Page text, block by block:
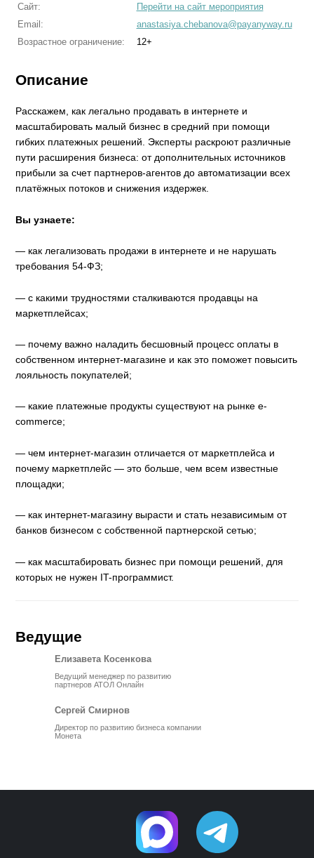
Сайт:
Перейти на сайт мероприятия
Email:
anastasiya.chebanova@payanyway.ru
Возрастное ограничение:
12+
Описание
Расскажем, как легально продавать в интернете и
масштабировать малый бизнес в средний при помощи
гибких платежных решений. Эксперты раскроют различные
пути расширения бизнеса: от дополнительных источников
прибыли за счет партнеров-агентов до автоматизации всех
платёжных потоков и снижения издержек.
Вы узнаете:
— как легализовать продажи в интернете и не нарушать
требования 54-ФЗ;
— с какими трудностями сталкиваются продавцы на
маркетплейсах;
— почему важно наладить бесшовный процесс оплаты в
собственном интернет-магазине и как это поможет повысить
лояльность покупателей;
— какие платежные продукты существуют на рынке e-
commerce;
— чем интернет-магазин отличается от маркетплейса и
почему маркетплейс — это больше, чем всем известные
площадки;
— как интернет-магазину вырасти и стать независимым от
банков бизнесом с собственной партнерской сетью;
— как масштабировать бизнес при помощи решений, для
которых не нужен IT-программист.
Ведущие
Елизавета Косенкова
Ведущий менеджер по развитию
партнеров АТОЛ Онлайн
Сергей Смирнов
Директор по развитию бизнеса компании
Монета